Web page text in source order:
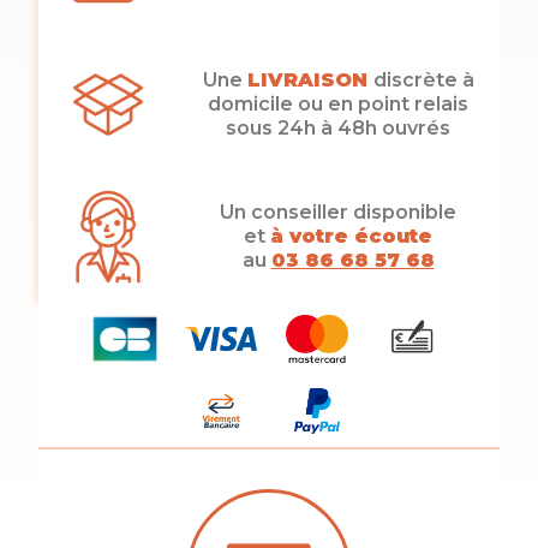
Une LIVRAISON discrète à
domicile ou en point relais
sous 24h à 48h ouvrés
Un conseiller disponible
et à votre écoute
au 03 86 68 57 68